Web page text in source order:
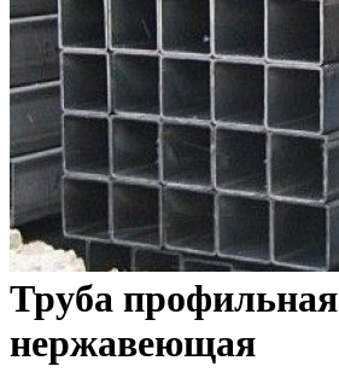
Труба профильная
нержавеющая